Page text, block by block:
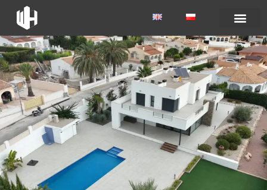
VIVIENDA UNIFAMILIAR
Vivienda unifamiliar ubicada en el Albir
(Alicante)